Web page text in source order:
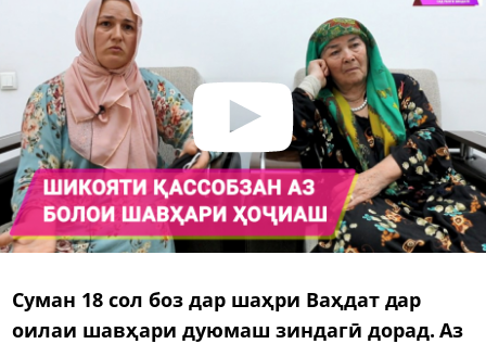
Суман 18 сол боз дар шаҳри Ваҳдат дар
оилаи шавҳари дуюмаш зиндагӣ дорад. Аз